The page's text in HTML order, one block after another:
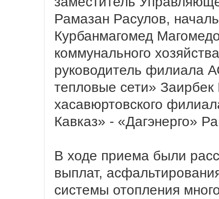
Рамазан Расулов,
Курбанмагомед
коммунального
руководитель филиала
тепловые сети»
хасавюртовского
Кавказ» - «Дагэнерго»
В ходе приема были
выплат,
системы отопления